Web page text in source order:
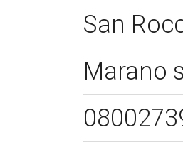
San
Marano